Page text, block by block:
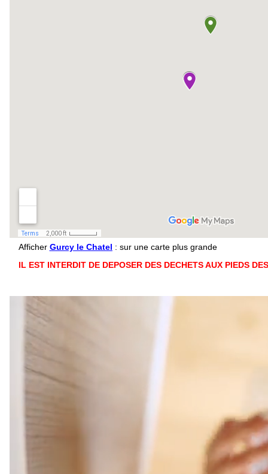
Afficher Gurcy le Chatel : sur une carte plus grande
IL EST INTERDIT DE DEPOSER DES DECHETS AUX PIEDS